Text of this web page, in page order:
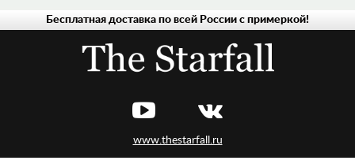
Бесплатная доставка по всей России с примеркой!
www.thestarfall.ru